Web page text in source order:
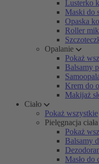
Lusterko
Maski do
Opaska
Roller
Opalanie
Pokaż
Balsamy
Krem do
Makijaż
Ciało
Pokaż wszystkie
Pielęgnacja ciała
Pokaż
Balsamy
Masło do